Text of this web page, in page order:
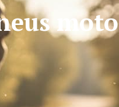
moto